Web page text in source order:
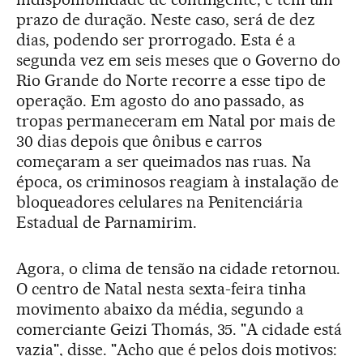
prazo de duração. Neste caso, será de dez
dias, podendo ser prorrogado. Esta é a
segunda vez em seis meses que o Governo do
Rio Grande do Norte recorre a esse tipo de
operação. Em agosto do ano passado, as
tropas permaneceram em Natal por mais de
30 dias depois que ônibus e carros
começaram a ser queimados nas ruas. Na
época, os criminosos reagiam à instalação de
bloqueadores celulares na Penitenciária
Estadual de Parnamirim.
Agora, o clima de tensão na cidade retornou.
O centro de Natal nesta sexta-feira tinha
movimento abaixo da média, segundo a
comerciante Geizi Thomás, 35. "A cidade está
vazia", disse. "Acho que é pelos dois motivos: